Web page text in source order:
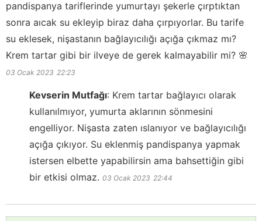
pandispanya tariflerinde yumurtayı şekerle çırptıktan
sonra aıcak su ekleyip biraz daha çırpıyorlar. Bu tarife
su eklesek, nişastanın bağlayıcılığı açığa çıkmaz mı?
Krem tartar gibi bir ilveye de gerek kalmayabilir mi? 🌸
03 Ocak 2023 22:23
Kevserin Mutfağı: Krem tartar bağlayıcı olarak
kullanılmıyor, yumurta aklarının sönmesini
engelliyor. Nişasta zaten ıslanıyor ve bağlayıcılığı
açığa çıkıyor. Su eklenmiş pandispanya yapmak
istersen elbette yapabilirsin ama bahsettiğin gibi
bir etkisi olmaz. 03 Ocak 2023 22:44